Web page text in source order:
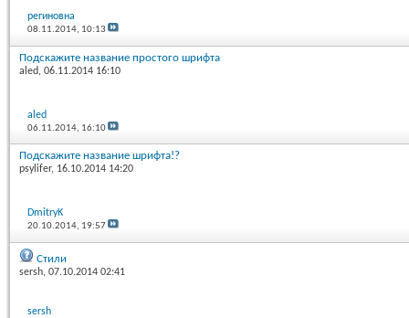
региновна
08.11.2014, 10:13
Подскажите название простого шрифта
aled, 06.11.2014 16:10
aled
06.11.2014, 16:10
Подскажите название шрифта!?
psylifer, 16.10.2014 14:20
DmitryK
20.10.2014, 19:57
Стили
sersh, 07.10.2014 02:41
sersh